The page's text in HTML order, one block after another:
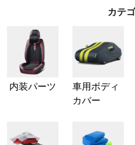
カテ
内装パーツ
車用ボディ
カバー